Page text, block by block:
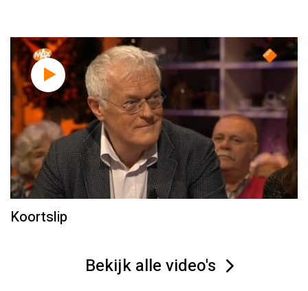
Koortslip
Bekijk alle video's